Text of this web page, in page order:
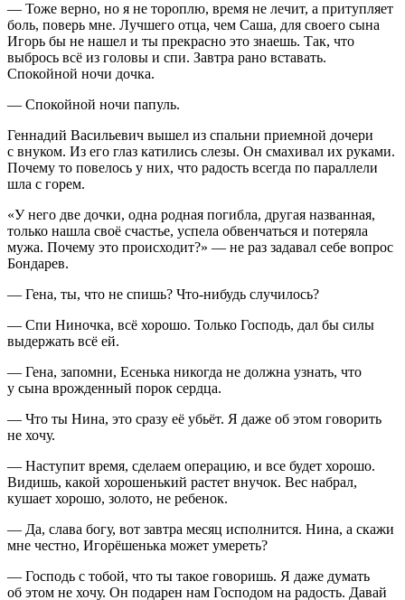
— Тоже верно, но я не тороплю, время не лечит, а притупляет
боль, поверь мне. Лучшего отца, чем Саша, для своего сына
Игорь бы не нашел и ты прекрасно это знаешь. Так, что
выбрось всё из головы и спи. Завтра рано вставать.
Спокойной ночи дочка.
— Спокойной ночи папуль.
Геннадий Васильевич вышел из спальни приемной дочери
с внуком. Из его глаз катились слезы. Он смахивал их руками.
Почему то повелось у них, что радость всегда по параллели
шла с горем.
«У него две дочки, одна родная погибла, другая названная,
только нашла своё счастье, успела обвенчаться и потеряла
мужа. Почему это происходит?» — не раз задавал себе вопрос
Бондарев.
— Гена, ты, что не спишь? Что-нибудь случилось?
— Спи Ниночка, всё хорошо. Только Господь, дал бы силы
выдержать всё ей.
— Гена, запомни, Есенька никогда не должна узнать, что
у сына врожденный порок сердца.
— Что ты Нина, это сразу её убьёт. Я даже об этом говорить
не хочу.
— Наступит время, сделаем операцию, и все будет хорошо.
Видишь, какой хорошенький растет внучок. Вес набрал,
кушает хорошо, золото, не ребенок.
— Да, слава богу, вот завтра месяц исполнится. Нина, а скажи
мне честно, Игорёшенька может умереть?
— Господь с тобой, что ты такое говоришь. Я даже думать
об этом не хочу. Он подарен нам Господом на радость. Давай